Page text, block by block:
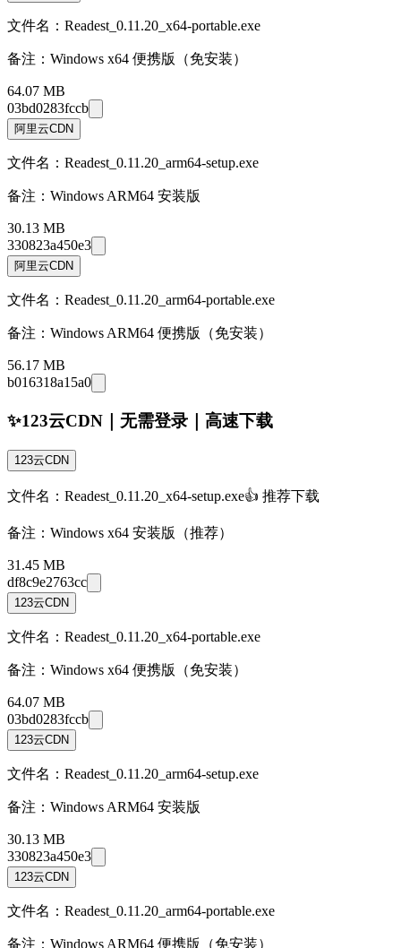
文件名：Readest_0.11.20_x64-portable.exe
备注： Windows x64 便携版（免安装）
64.07 MB
03bd0283fccb
阿里云CDN
文件名：Readest_0.11.20_arm64-setup.exe
备注： Windows ARM64 安装版
30.13 MB
330823a450e3
阿里云CDN
文件名：Readest_0.11.20_arm64-portable.exe
备注： Windows ARM64 便携版（免安装）
56.17 MB
b016318a15a0
✨123云CDN｜无需登录｜高速下载
123云CDN
文件名：Readest_0.11.20_x64-setup.exe👍 推荐下载
备注： Windows x64 安装版（推荐）
31.45 MB
df8c9e2763cc
123云CDN
文件名：Readest_0.11.20_x64-portable.exe
备注： Windows x64 便携版（免安装）
64.07 MB
03bd0283fccb
123云CDN
文件名：Readest_0.11.20_arm64-setup.exe
备注： Windows ARM64 安装版
30.13 MB
330823a450e3
123云CDN
文件名：Readest_0.11.20_arm64-portable.exe
备注： Windows ARM64 便携版（免安装）